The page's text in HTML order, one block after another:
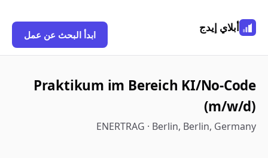
أبلاي إيدج
ابدأ البحث عن عمل
Praktikum im Bereich KI/No-Code
(m/w/d)
ENERTRAG · Berlin, Berlin, Germany